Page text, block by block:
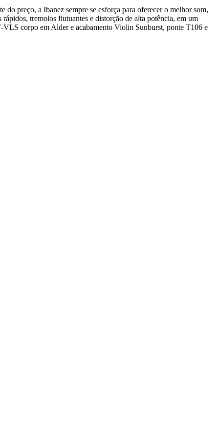
do preço, a Ibanez sempre se esforça para oferecer o melhor som,
tremolos flutuantes e distorção de alta potência, em um
VLS corpo em Alder e acabamento Violin Sunburst, ponte T106 e